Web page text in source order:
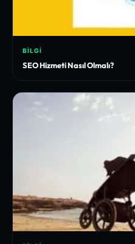
BILGI
SEO Hizmeti Nasıl Olmalı?